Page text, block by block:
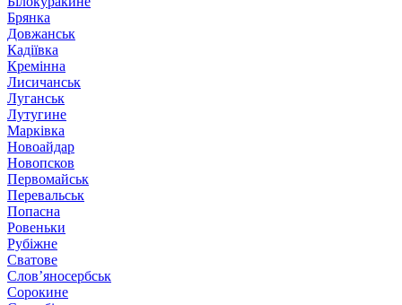
Брянка
Довжанськ
Кадіївка
Кремінна
Лисичанськ
Луганськ
Лутугине
Марківка
Новоайдар
Новопсков
Первомайськ
Перевальськ
Попасна
Ровеньки
Рубіжне
Сватове
Слов’яносербськ
Сорокине